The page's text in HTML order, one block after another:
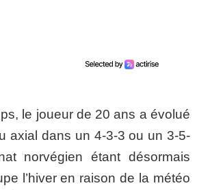
le joueur de 20 ans a évolué
axial dans un 4-3-3 ou un 3-5-
norvégien étant désormais
l’hiver en raison de la météo